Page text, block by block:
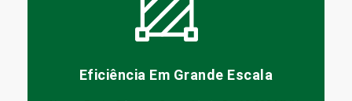
Eficiência Em Grande Escala